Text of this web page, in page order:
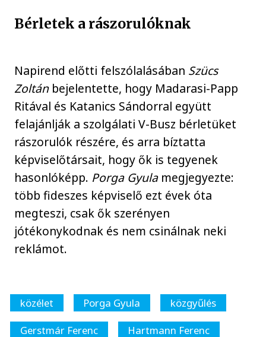
Bérletek a rászorulóknak
Napirend előtti felszólalásában Szücs
Zoltánbejelentette, hogy Madarasi-Papp
Ritával és Katanics Sándorral együtt
felajánlják a szolgálati V-Busz bérletüket
rászorulók részére, és arra bíztatta
képviselőtársait, hogy ők is tegyenek
hasonlóképp. Porga Gyulamegjegyezte:
több fideszes képviselő ezt évek óta
megteszi, csak ők szerényen
jótékonykodnak és nem csinálnak neki
reklámot.
közélet Porga Gyula
közgyűlés
Gerstmár Ferenc
Hartmann Ferenc